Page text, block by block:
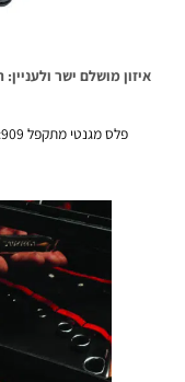
פלס מגנטי מתקפל 909: פטנט חדשני לאיזון מושלם ולבדיקת שיפועים.